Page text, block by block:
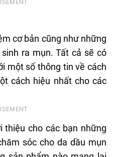
cơ bản cũng như những
ra mụn. Tất cả sẽ có
một số thông tin về cách
cách hiệu nhất cho các
thiệu cho các bạn những
sóc cho da dầu mụn